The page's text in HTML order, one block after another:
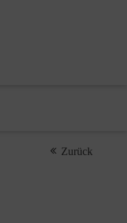
Zurück